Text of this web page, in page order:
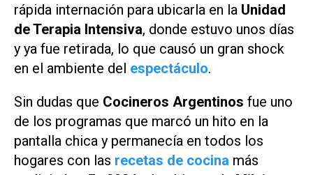
rápida internación para ubicarla en la Unidad
de Terapia Intensiva, donde estuvo unos días
y ya fue retirada, lo que causó un gran shock
en el ambiente del espectáculo.
Sin dudas que Cocineros Argentinos fue uno
de los programas que marcó un hito en la
pantalla chica y permanecía en todos los
hogares con las recetas de cocina más